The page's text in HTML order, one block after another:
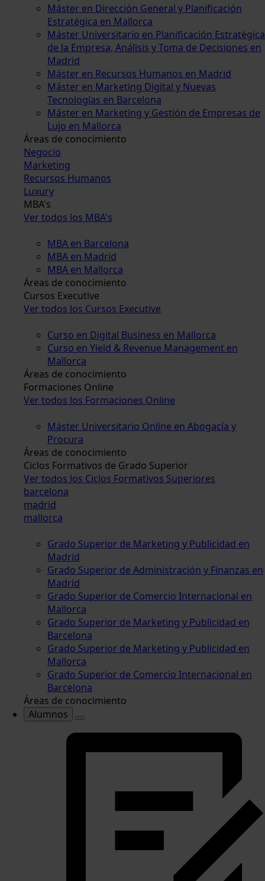
Máster en Dirección General y Planificación
Estratégica en Mallorca
Máster Universitario en Planificación Estratégica
de la Empresa, Análisis y Toma de Decisiones en
Madrid
Máster en Recursos Humanos en Madrid
Máster en Marketing Digital y Nuevas
Tecnologías en Barcelona
Máster en Marketing y Gestión de Empresas de
Lujo en Mallorca
Áreas de conocimiento
Negocio
Marketing
Recursos Humanos
Luxury
MBA's
Ver todos los MBA's
MBA en Barcelona
MBA en Madrid
MBA en Mallorca
Áreas de conocimiento
Cursos Executive
Ver todos los Cursos Executive
Curso en Digital Business en Mallorca
Curso en Yield & Revenue Management en
Mallorca
Áreas de conocimiento
Formaciones Online
Ver todos los Formaciones Online
Máster Universitario Online en Abogacía y
Procura
Áreas de conocimiento
Ciclos Formativos de Grado Superior
Ver todos los Ciclos Formativos Superiores
barcelona
madrid
mallorca
Grado Superior de Marketing y Publicidad en
Madrid
Grado Superior de Administración y Finanzas en
Madrid
Grado Superior de Comercio Internacional en
Mallorca
Grado Superior de Marketing y Publicidad en
Barcelona
Grado Superior de Marketing y Publicidad en
Mallorca
Grado Superior de Comercio Internacional en
Barcelona
Áreas de conocimiento
Alumnos